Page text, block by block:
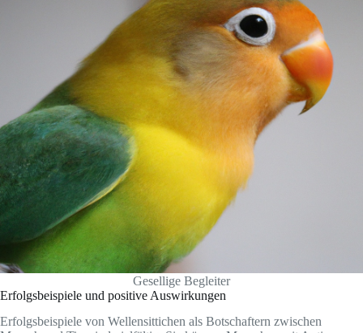
Gesellige Begleiter
Erfolgsbeispiele und positive Auswirkungen
Erfolgsbeispiele von Wellensittichen als Botschaftern zwischen